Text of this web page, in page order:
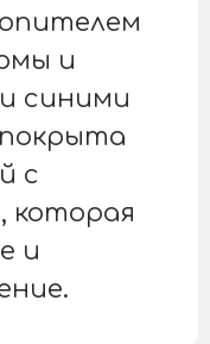
и
синими
с
которая
и